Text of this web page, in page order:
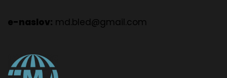
e-naslov: md.bled@gmail.com